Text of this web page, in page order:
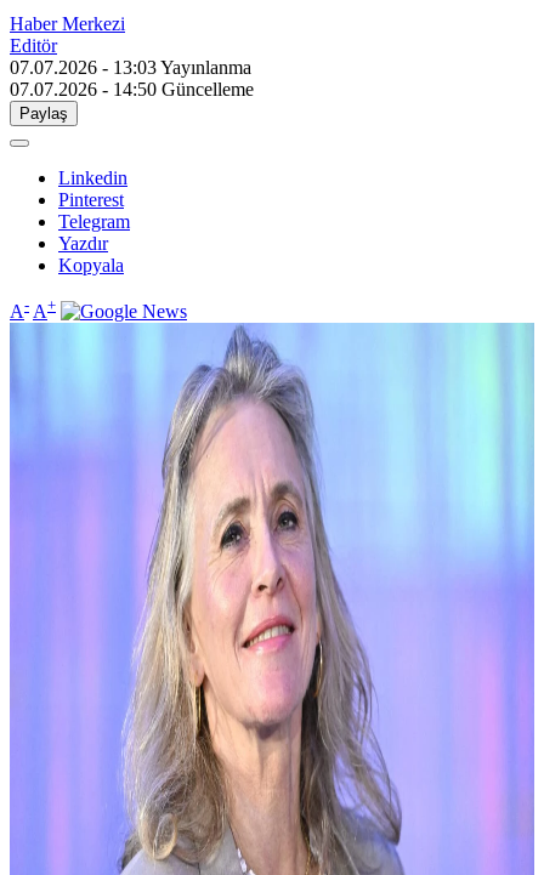
Haber Merkezi
Editör
07.07.2026 - 13:03Yayınlanma
07.07.2026 - 14:50 Güncelleme
Paylaş
Linkedin
Pinterest
Telegram
Yazdır
Kopyala
A- A+